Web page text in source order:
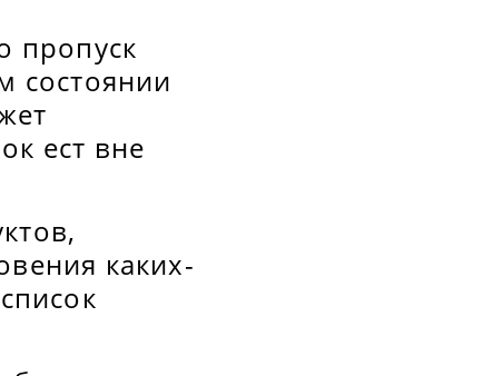
пропуск
состоянии
ест вне
каких-